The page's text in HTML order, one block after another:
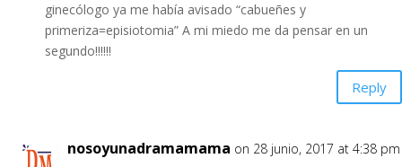
ginecólogo ya me había avisado “cabueñes y
primeriza=episiotomia” A mi miedo me da pensar en un
segundo!!!!!!
Reply
nosoyunadramamama on 28 junio, 2017 at 4:38 pm